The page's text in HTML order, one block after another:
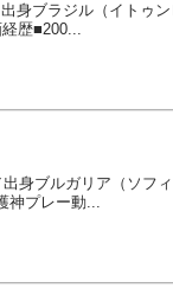
身ブラジル（イトゥ
歴■200...
身ブルガリア（ソフ
神プレー動...